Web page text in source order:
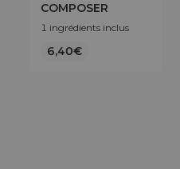
COMPOSER
1 ingrédients inclus
6,40€